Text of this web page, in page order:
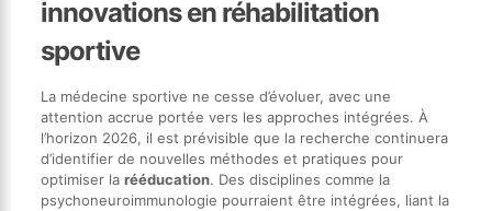
innovations en réhabilitation
sportive
La médecine sportive ne cesse d’évoluer, avec une
attention accrue portée vers les approches intégrées. À
l’horizon 2026, il est prévisible que la recherche continuera
d’identifier de nouvelles méthodes et pratiques pour
optimiser la rééducation. Des disciplines comme la
psychoneuroimmunologie pourraient être intégrées, liant la